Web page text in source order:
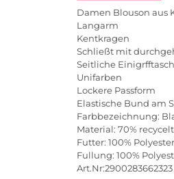
Damen Blouson aus
Langarm
Kentkragen
Schließt mit
Seitliche
Unifarben
Lockere Passform
Elastische Bund am
Farbbezeichnung:
Material: 70%
Futter: 100% Polyester
Fullung: 100%
Art.Nr:2900283662323